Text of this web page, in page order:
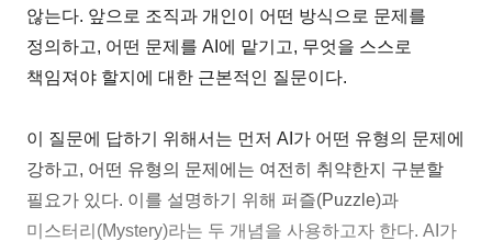
않는다. 앞으로 조직과 개인이 어떤 방식으로 문제를
정의하고, 어떤 문제를 AI에 맡기고, 무엇을 스스로
책임져야 할지에 대한 근본적인 질문이다.
이 질문에 답하기 위해서는 먼저 AI가 어떤 유형의 문제에
강하고, 어떤 유형의 문제에는 여전히 취약한지 구분할
필요가 있다. 이를 설명하기 위해 퍼즐(Puzzle)과
미스터리(Mystery)라는 두 개념을 사용하고자 한다. AI가